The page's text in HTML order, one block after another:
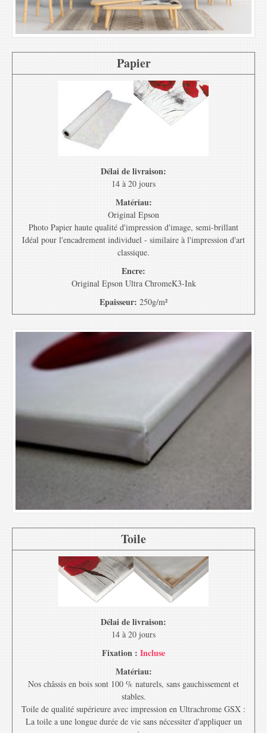
Papier
Délai de livraison:
14 à 20 jours
Matériau:
Original Epson
Photo Papier haute qualité d'impression d'image, semi-brillant
Idéal pour l'encadrement individuel - similaire à l'impression d'art
classique.
Encre:
Original Epson Ultra ChromeK3-Ink
Epaisseur: 250g/m²
Toile
Délai de livraison:
14 à 20 jours
Fixation : Incluse
Matériau:
Nos châssis en bois sont 100 % naturels, sans gauchissement et
stables.
Toile de qualité supérieure avec impression en Ultrachrome GSX :
La toile a une longue durée de vie sans nécessiter d'appliquer un